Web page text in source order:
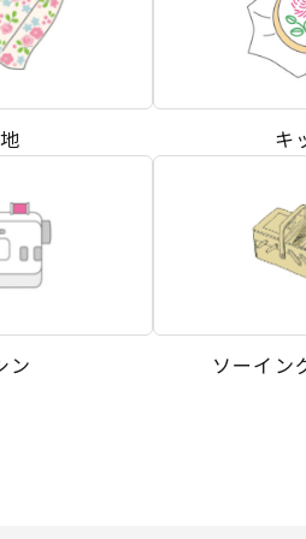
キ
ン ソーイン